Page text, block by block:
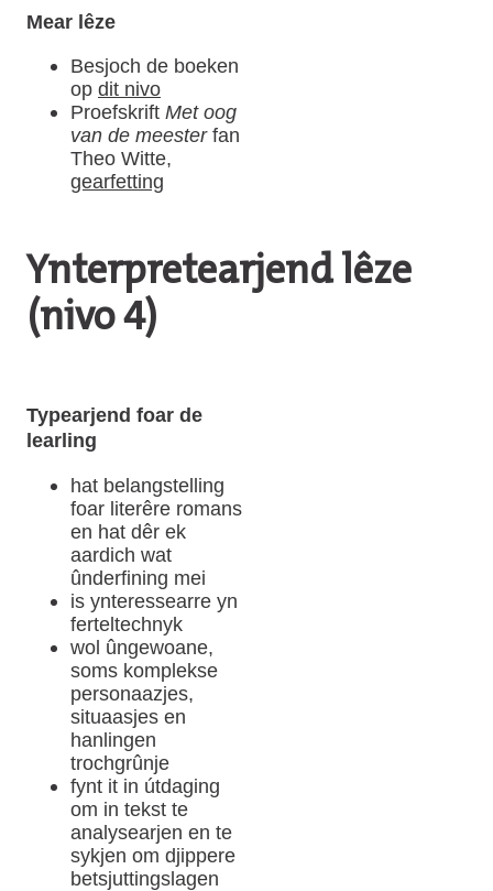
Mear lêze
Besjoch de boeken
op dit nivo
Proefskrift Met oog
van de meesterfan
Theo Witte,
gearfetting
Ynterpretearjend lêze
(nivo 4)
Typearjend foar de
learling
hat belangstelling
foar literêre romans
en hat dêr ek
aardich wat
ûnderfining mei
is ynteressearre yn
ferteltechnyk
wol ûngewoane,
soms komplekse
personaazjes,
situaasjes en
hanlingen
trochgrûnje
fynt it in útdaging
om in tekst te
analysearjen en te
sykjen om djippere
betsjuttingslagen